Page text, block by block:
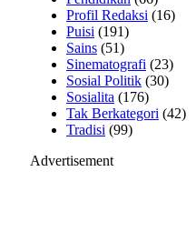
Profil Redaksi (16)
Puisi (191)
Sains (51)
Sinematografi (23)
Sosial Politik (30)
Sosialita (176)
Tak Berkategori (42)
Tradisi (99)
Advertisement